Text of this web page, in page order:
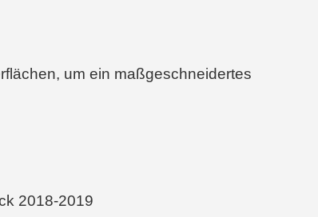
um ein maßgeschneidertes